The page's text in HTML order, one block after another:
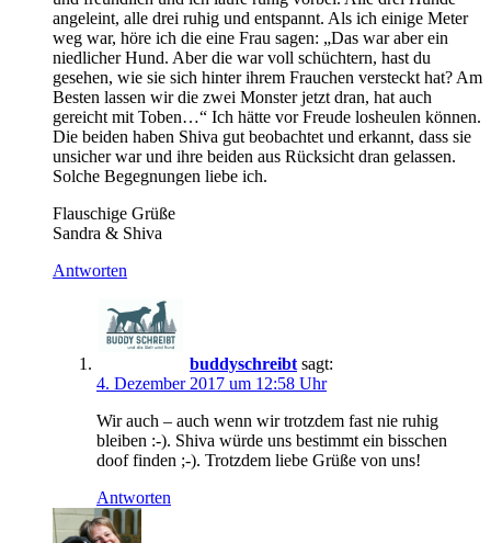
angeleint, alle drei ruhig und entspannt. Als ich einige Meter
weg war, höre ich die eine Frau sagen: „Das war aber ein
niedlicher Hund. Aber die war voll schüchtern, hast du
gesehen, wie sie sich hinter ihrem Frauchen versteckt hat? Am
Besten lassen wir die zwei Monster jetzt dran, hat auch
gereicht mit Toben…“ Ich hätte vor Freude losheulen können.
Die beiden haben Shiva gut beobachtet und erkannt, dass sie
unsicher war und ihre beiden aus Rücksicht dran gelassen.
Solche Begegnungen liebe ich.
Flauschige Grüße
Sandra & Shiva
Antworten
buddyschreibt sagt:
4. Dezember 2017 um 12:58 Uhr
Wir auch – auch wenn wir trotzdem fast nie ruhig
bleiben :-). Shiva würde uns bestimmt ein bisschen
doof finden ;-). Trotzdem liebe Grüße von uns!
Antworten